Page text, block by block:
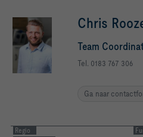
Chris
Team
Tel. 0183 767 306
Ga naar
Regio